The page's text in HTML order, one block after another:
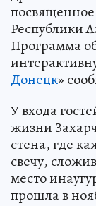
Республики
Программа
Донецк»
У входа
жизни
стена, где
свечу,
место
прошла в